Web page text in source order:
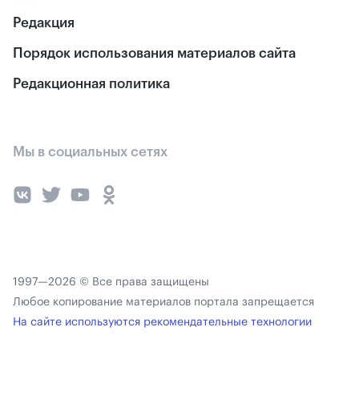
Редакция
Порядок использования материалов сайта
Редакционная политика
Мы в социальных сетях
1997—2026 © Все права защищены
Любое копирование материалов портала запрещается
На сайте используются рекомендательные технологии